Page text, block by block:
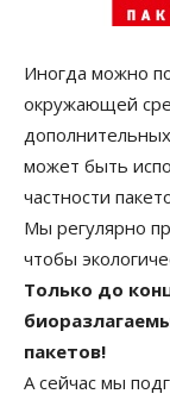
Иногда можно
окружающей
может быть
частности
Мы регулярно
чтобы
Только до
пакетов!
А сейчас мы